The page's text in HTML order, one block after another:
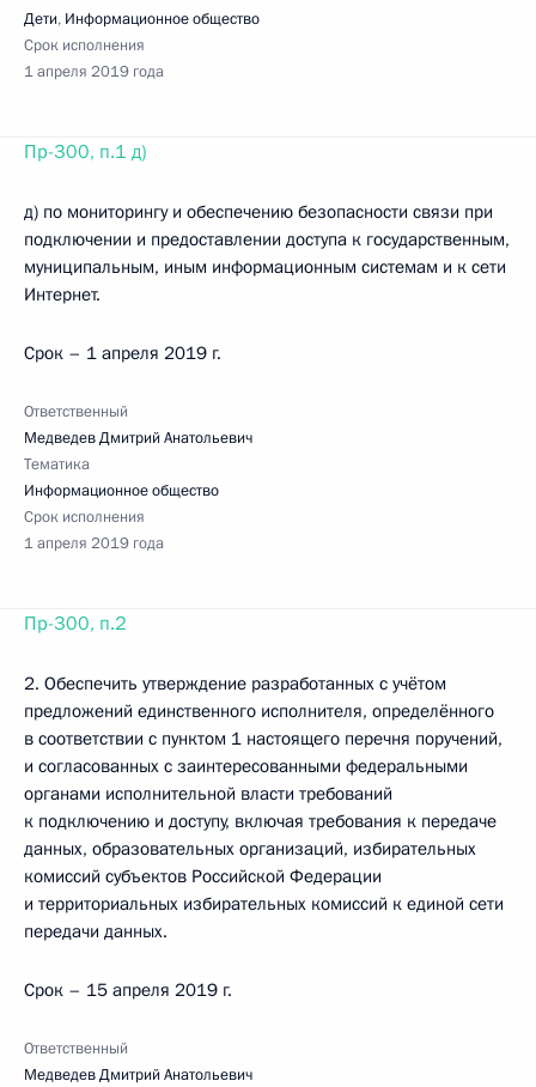
Дети, Информационное общество
Срок исполнения
1 апреля 2019 года
Пр-300, п.1 д)
д) по мониторингу и обеспечению безопасности связи при
подключении и предоставлении доступа к государственным,
муниципальным, иным информационным системам и к сети
Интернет.
Срок – 1 апреля 2019 г.
Ответственный
Медведев Дмитрий Анатольевич
Тематика
Информационное общество
Срок исполнения
1 апреля 2019 года
Пр-300, п.2
2. Обеспечить утверждение разработанных с учётом
предложений единственного исполнителя, определённого
в соответствии с пунктом 1 настоящего перечня поручений,
и согласованных с заинтересованными федеральными
органами исполнительной власти требований
к подключению и доступу, включая требования к передаче
данных, образовательных организаций, избирательных
комиссий субъектов Российской Федерации
и территориальных избирательных комиссий к единой сети
передачи данных.
Срок – 15 апреля 2019 г.
Ответственный
Медведев Дмитрий Анатольевич